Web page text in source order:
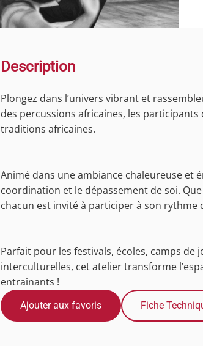
Description
Plongez dans l’univers vibrant et
des percussions africaines, les
traditions africaines.
Animé dans une ambiance chaleureuse et
coordination et le dépassement de soi.
chacun est invité à participer à son
Parfait pour les festivals, écoles, camps
interculturelles, cet atelier transforme
entraînants !
Ajouter aux favoris Fiche